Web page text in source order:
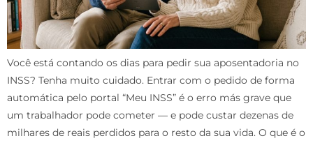
Você está contando os dias para pedir sua aposentadoria no
INSS? Tenha muito cuidado. Entrar com o pedido de forma
automática pelo portal “Meu INSS” é o erro más grave que
um trabalhador pode cometer — e pode custar dezenas de
milhares de reais perdidos para o resto da sua vida. O que é o